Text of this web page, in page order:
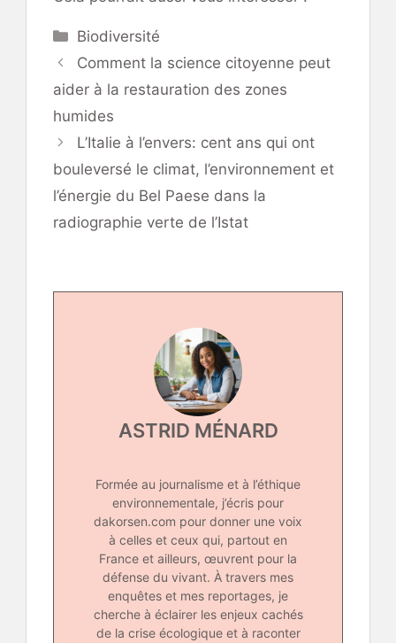
Catégories
Biodiversité
Comment la science citoyenne peut
aider à la restauration des zones
humides
L’Italie à l’envers: cent ans qui ont
bouleversé le climat, l’environnement et
l’énergie du Bel Paese dans la
radiographie verte de l’Istat
ASTRID MÉNARD
Formée au journalisme et à l’éthique
environnementale, j’écris pour
dakorsen.com pour donner une voix
à celles et ceux qui, partout en
France et ailleurs, œuvrent pour la
défense du vivant. À travers mes
enquêtes et mes reportages, je
cherche à éclairer les enjeux cachés
de la crise écologique et à raconter